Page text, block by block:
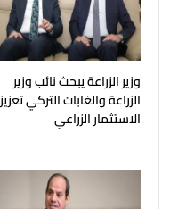
وزير الزراعة يبحث نائب وزير
الزراعة والغابات التركي تعزيز
الاستثمار الزراعي